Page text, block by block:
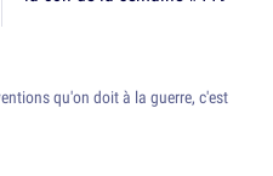
qu'on doit à la guerre, c'est